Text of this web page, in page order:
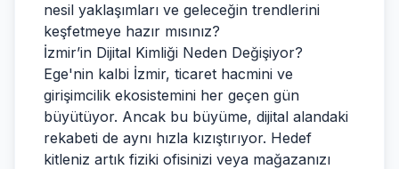
nesil yaklaşımları ve geleceğin trendlerini
keşfetmeye hazır mısınız?
İzmir’in Dijital Kimliği Neden Değişiyor?
Ege'nin kalbi İzmir, ticaret hacmini ve
girişimcilik ekosistemini her geçen gün
büyütüyor. Ancak bu büyüme, dijital alandaki
rekabeti de aynı hızla kızıştırıyor. Hedef
kitleniz artık fiziki ofisinizi veya mağazanızı